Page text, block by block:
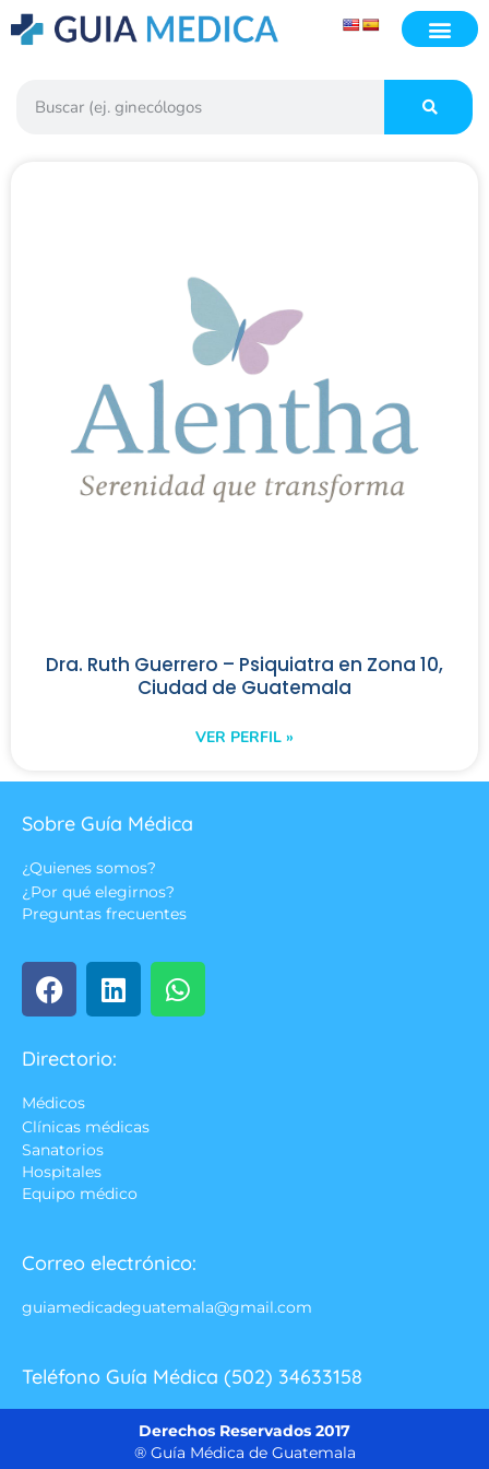
Dra. Ruth Guerrero – Psiquiatra en Zona 10,
Ciudad de Guatemala
VER PERFIL »
Sobre Guía Médica
¿Quienes somos?
¿Por qué elegirnos?
Preguntas frecuentes
Directorio:
Médicos
Clínicas médicas
Sanatorios
Hospitales
Equipo médico
Correo electrónico:
guiamedicadeguatemala@gmail.com
Teléfono Guía Médica (502) 34633158
Derechos Reservados 2017
® Guía Médica de Guatemala